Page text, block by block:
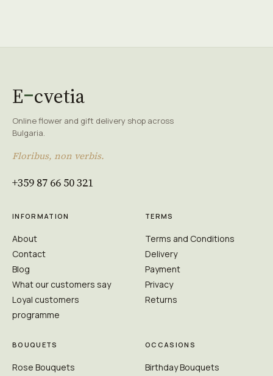
E cvetia
Online flower and gift delivery shop across
Bulgaria.
Floribus, non verbis.
+359 87 66 50 321
INFORMATION
About
Contact
Blog
What our customers say
Loyal customers
programme
TERMS
Terms and Conditions
Delivery
Payment
Privacy
Returns
BOUQUETS
Rose Bouquets
OCCASIONS
Birthday Bouquets